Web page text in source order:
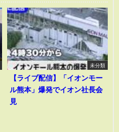
未分類
【ライブ配信】「イオンモー
ル熊本」爆発でイオン社長会
見